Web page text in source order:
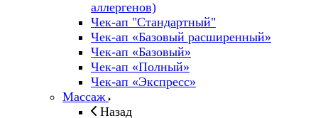
аллергенов)
Чек-ап "Стандартный"
Чек-ап «Базовый расширенный»
Чек-ап «Базовый»
Чек-ап «Полный»
Чек-ап «Экспресс»
Массаж
Назад